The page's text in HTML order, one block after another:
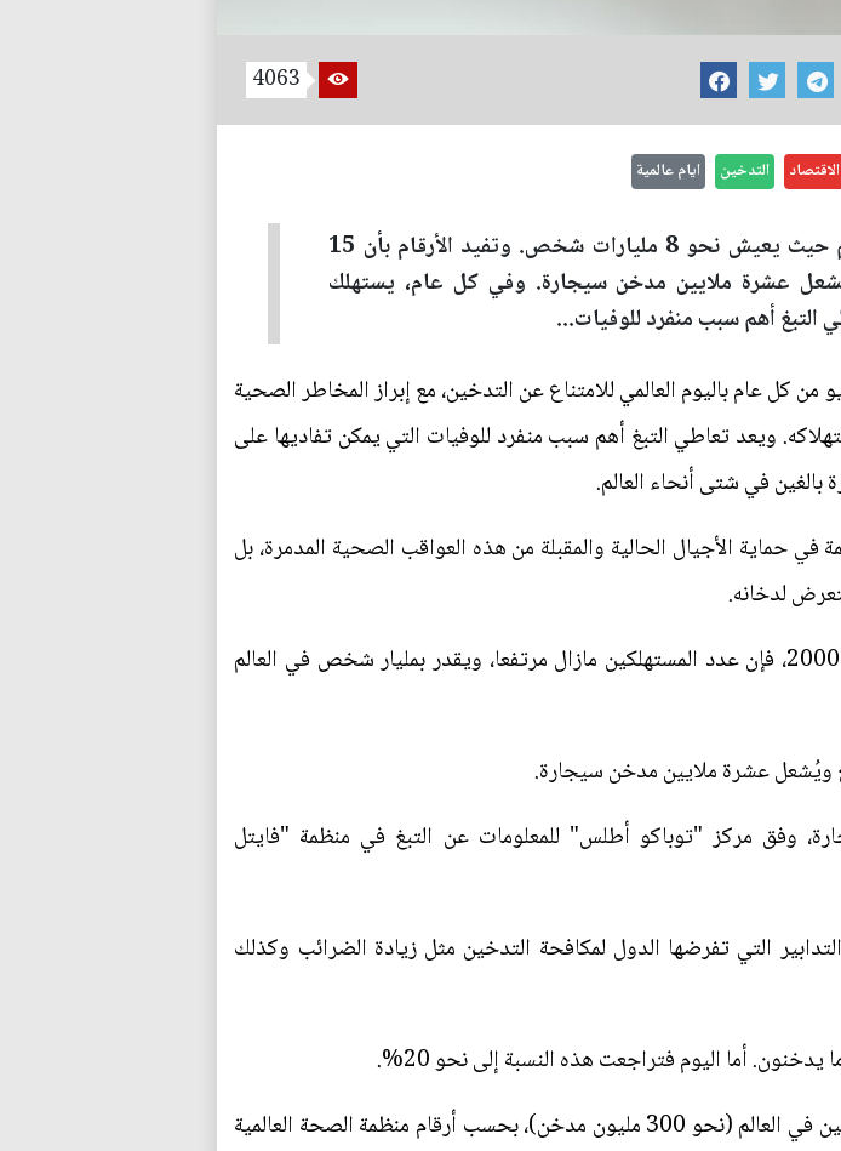
4063
الاقتصاد التدخين ايام عالمية
عدد المدخنين في العالم يقدر بمليار شخص في العالم حيث يعيش نحو 8 مليارات شخص. وتفيد الأرقام بأن 15
عشرة ملايين مدخن سيجارة. وفي كل عام، يستهلك
التبغ أهم سبب منفرد للوفيات...
العالمية وشركاؤها في كل مكان في 31 أيار/ مايو من كل عام باليوم العالمي للامتناع عن التدخين، مع إبراز المخاطر الصحية
ويعد تعاطي التبغ أهم سبب منفرد للوفيات التي يمكن تفاديها على
في شتى أنحاء العالم.
في حماية الأجيال الحالية والمقبلة من هذه العواقب الصحية المدمرة، بل
لدخانه.
ورغم تراجع عدد المدخنين في العالم إلى نحو 20%، مقارنة بالعام 2000، فإن عدد المستهلكين مازال مرتفعا، ويقدر بمليار شخص في العالم
وفق مركز "توباكو أطلس" للمعلومات عن التبغ في منظمة "فايتل
التي تفرضها الدول لمكافحة التدخين مثل زيادة الضرائب وكذلك
وتعتبر الصين (1,4 مليار نسمة) البلد الذي يضم أكبر عدد من المدخنين في العالم (نحو 300 مليون مدخن)، بحسب أرقام منظمة الصحة العالمية